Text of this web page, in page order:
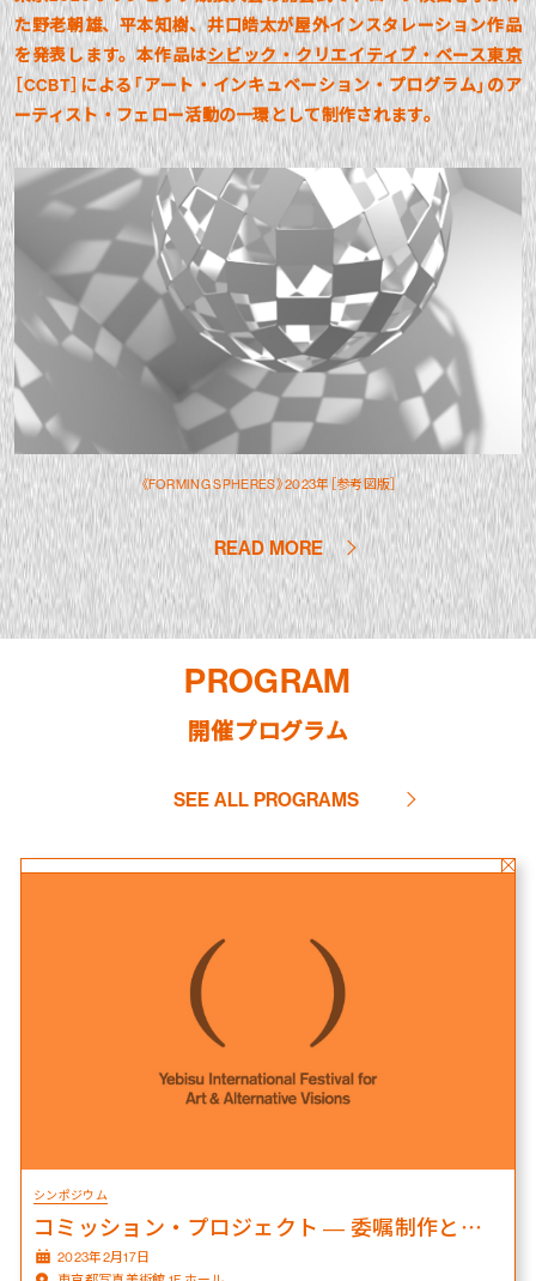
た野老朝雄、平本知樹、井口皓太が屋外インスタレーション作品
を発表します。本作品はシビック・クリエイティブ・ベース東京
［CCBT］による「アート・インキュベーション・プログラム」のア
ーティスト・フェロー活動の一環として制作されます。
《FORMING SPHERES》2023年［参考図版］
READ MORE
PROGRAM
開催プログラム
SEE ALL PROGRAMS
シンポジウム
コミッション・プロジェクト ― 委嘱制作と映像作品の可能性
2023年2月17日